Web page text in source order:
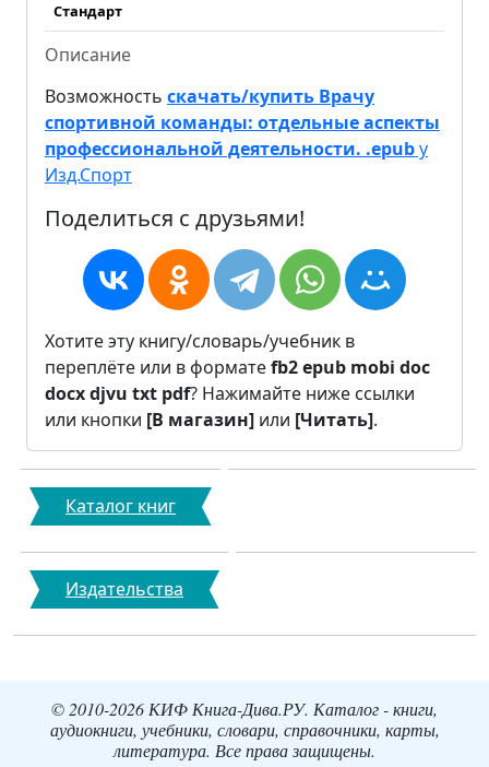
Стандарт
Описание
Возможность скачать/купить Врачу
спортивной команды: отдельные аспекты
профессиональной деятельности. .epubу
Изд.Спорт
Поделиться с друзьями!
Хотите эту книгу/словарь/учебник в
переплёте или в форматеfb2epub mobi doc
docxdjvu txt pdf? Нажимайте ниже ссылки
или кнопки [В магазин] или [Читать].
Каталог книг
Издательства
© 2010-2026 КИФ Книга-Дива.РУ. Каталог - книги,
аудиокниги, учебники, словари, справочники, карты,
литература. Все права защищены.